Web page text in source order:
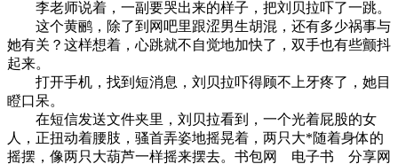
李老师说着，一副要哭出来的样子，把刘贝拉吓了一跳。
这个黄鹂，除了到网吧里跟涩男生胡混，还有多少祸事与
她有关？这样想着，心跳就不自觉地加快了，双手也有些颤抖
起来。
打开手机，找到短消息，刘贝拉吓得顾不上牙疼了，她目
瞪口呆。
在短信发送文件夹里，刘贝拉看到，一个光着屁股的女
人，正扭动着腰肢，骚首弄姿地摇晃着，两只大*随着身体的
摇摆，像两只大葫芦一样摇来摆去。书包网 电子书 分享网